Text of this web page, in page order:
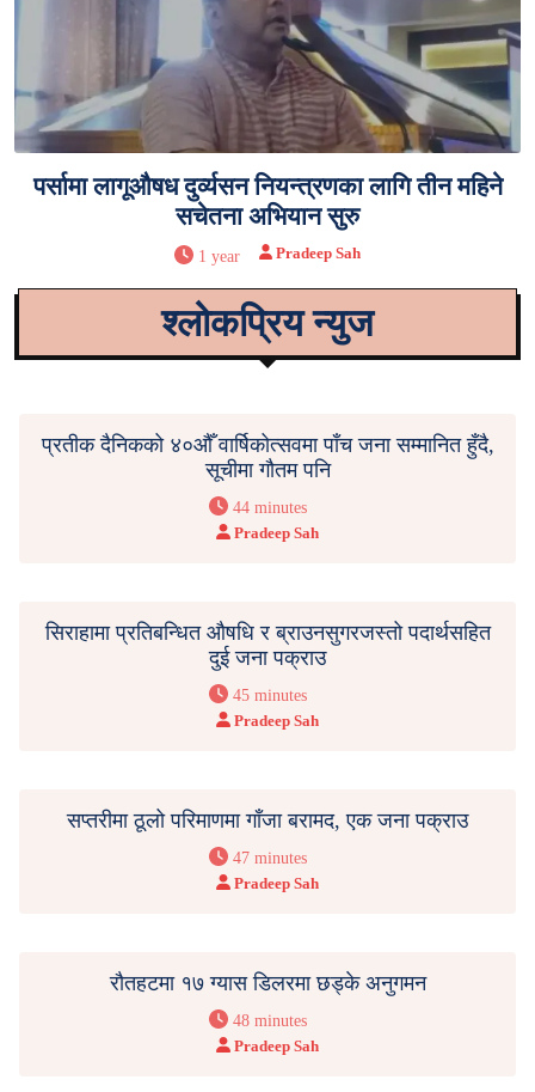
पर्सामा लागूऔषध दुर्व्यसन नियन्त्रणका लागि तीन महिने
सचेतना अभियान सुरु
1 year Pradeep Sah
श्लोकप्रिय न्युज
प्रतीक दैनिकको ४०औँ वार्षिकोत्सवमा पाँच जना सम्मानित हुँदै,
सूचीमा गौतम पनि
44 minutes
Pradeep Sah
सिराहामा प्रतिबन्धित औषधि र ब्राउनसुगरजस्तो पदार्थसहित
दुई जना पक्राउ
45 minutes
Pradeep Sah
सप्तरीमा ठूलो परिमाणमा गाँजा बरामद, एक जना पक्राउ
47 minutes
Pradeep Sah
रौतहटमा १७ ग्यास डिलरमा छड्के अनुगमन
48 minutes
Pradeep Sah